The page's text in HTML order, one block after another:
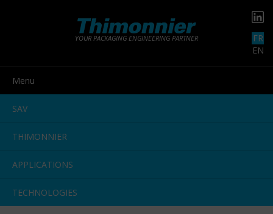
FR
EN
YOUR PACKAGING ENGINEERING PARTNER
Menu
SAV
THIMONNIER
APPLICATIONS
TECHNOLOGIES